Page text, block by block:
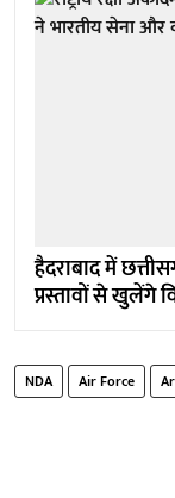
हैदराबाद में
प्रस्तावों से खुलेंगे
NDA Air Force